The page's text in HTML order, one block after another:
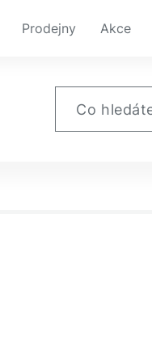
Prodejny Akce